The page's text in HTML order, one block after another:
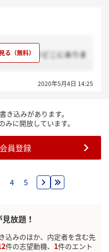
予約ページどこにありま
2020年5月4日 14:25
き込みがあります。
に開放しています。
員登録
4 5
放題！
込みのほか、内定者を含む先
件の志望動機、 1件のエント